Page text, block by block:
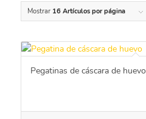
Mostrar 16 Artículos por página
Pegatinas de cáscara de huevo